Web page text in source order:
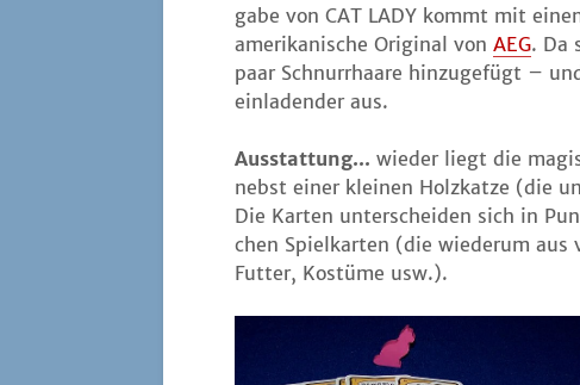
ga­be von CAT LADY kommt mit
ame­ri­ka­ni­sche Ori­gi­nal von AEG. Da
paar Schnurr­haa­re hin­zu­ge­fügt –
ein­la­den­der aus.
Aus­stat­tung... wie­der liegt die
nebst einer klei­nen Holz­kat­ze (die
Die Kar­ten unter­schei­den sich in
chen Spiel­kar­ten (die wie­der­um aus
Fut­ter, Kos­tü­me usw.).